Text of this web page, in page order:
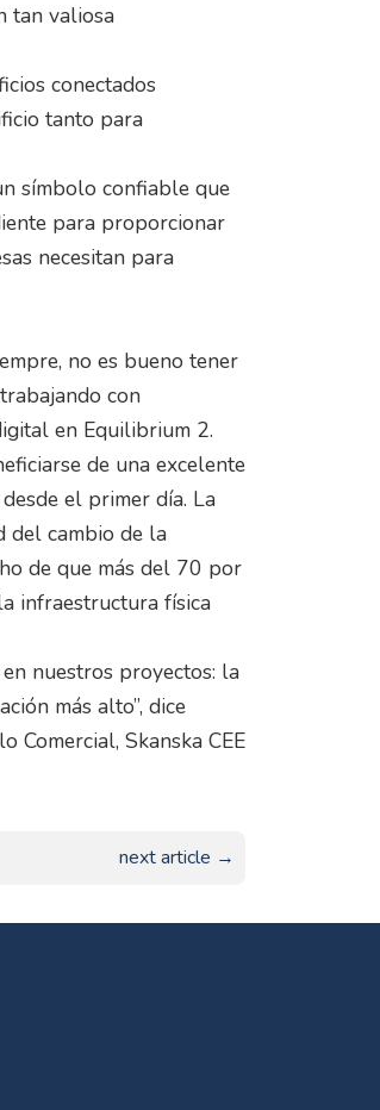
tan valiosa
conectados
tanto para
símbolo confiable que
para proporcionar
necesitan para
no es bueno tener
con
en Equilibrium 2.
de una excelente
el primer día. La
del cambio de la
de que más del 70 por
infraestructura física
nuestros proyectos: la
más alto”, dice
Comercial, Skanska CEE
next article →